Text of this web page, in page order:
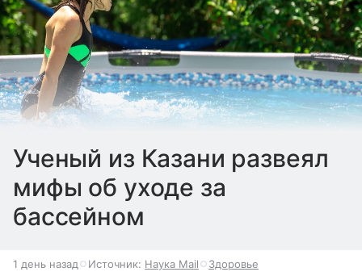
Ученый из Казани развеял
мифы об уходе за
бассейном
1 день назад Источник: Наука Mail Здоровье